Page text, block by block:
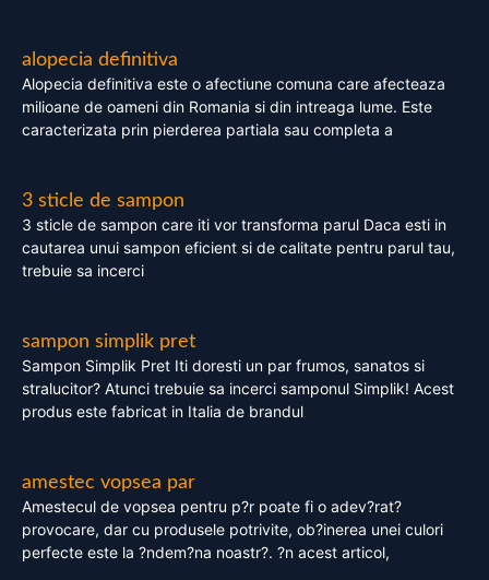
alopecia definitiva
Alopecia definitiva este o afectiune comuna care afecteaza
milioane de oameni din Romania si din intreaga lume. Este
caracterizata prin pierderea partiala sau completa a
3 sticle de sampon
3 sticle de sampon care iti vor transforma parul Daca esti in
cautarea unui sampon eficient si de calitate pentru parul tau,
trebuie sa incerci
sampon simplik pret
Sampon Simplik Pret Iti doresti un par frumos, sanatos si
stralucitor? Atunci trebuie sa incerci samponul Simplik! Acest
produs este fabricat in Italia de brandul
amestec vopsea par
Amestecul de vopsea pentru p?r poate fi o adev?rat?
provocare, dar cu produsele potrivite, ob?inerea unei culori
perfecte este la ?ndem?na noastr?. ?n acest articol,